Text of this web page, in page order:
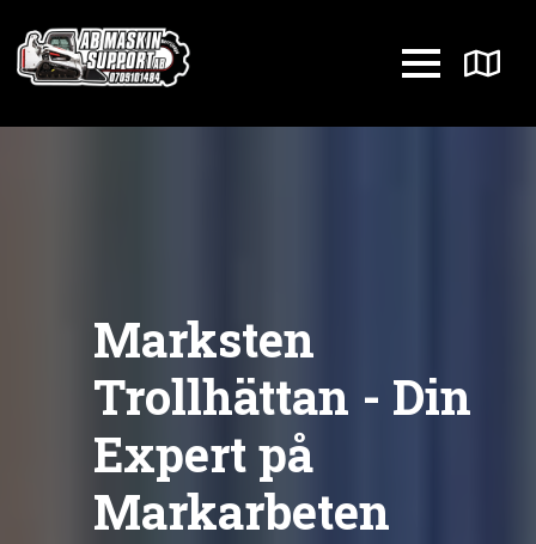
Marksten
Trollhättan - Din
Expert på
Markarbeten